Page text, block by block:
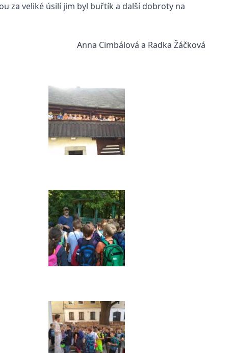
za veliké úsilí jim byl buřtík a další dobroty na
Anna Cimbálová a Radka Žáčková